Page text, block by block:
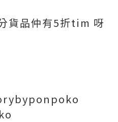
貨品仲有5折tim 呀